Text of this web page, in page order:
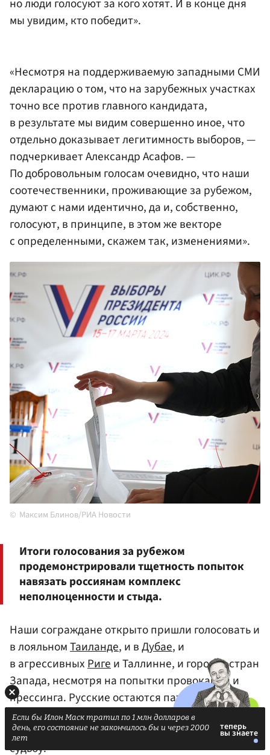
но люди голосуют за кого хотят. И в конце дня
мы увидим, кто победит».
«Несмотря на поддерживаемую западными СМИ
декларацию о том, что на зарубежных участках
точно все против главного кандидата,
в результате мы видим совершенно иное, что
отдельно доказывает легитимность выборов, —
подчеркивает Александр Асафов. —
По добровольным голосам очевидно, что наши
соотечественники, проживающие за рубежом,
думают с нами идентично, да и, собственно,
голосуют, в принципе, в этом же векторе
с определенными, скажем так, изменениями».
Максим Блинов/РИА Новости
Итоги голосования за рубежом
продемонстрировали тщетность попыток
навязать россиянам комплекс
неполноценности и стыда.
Наши сограждане открыто пришли голосовать и
в лояльномТаиланде, и вДубае, и
в агрессивныхРигеи Таллинне, и городах стран
Запада, несмотря на попытки провокаций и
прессинга. Русские остаются патриотами
в любой точке планеты, сохраняя связь
с Россией и чувствуя ответственность за ее
судьбу.
Если бы Илон Маск тратил по 1 млн долларов в
день, его состояние не закончилось бы и через 2000
лет